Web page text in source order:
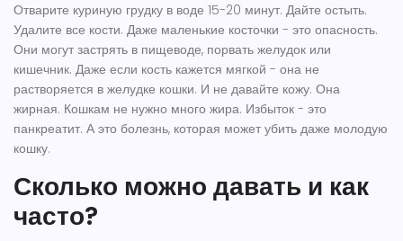
Отварите куриную грудку в воде 15-20 минут. Дайте остыть.
Удалите все кости. Даже маленькие косточки - это опасность.
Они могут застрять в пищеводе, порвать желудок или
кишечник. Даже если кость кажется мягкой - она не
растворяется в желудке кошки. И не давайте кожу. Она
жирная. Кошкам не нужно много жира. Избыток - это
панкреатит. А это болезнь, которая может убить даже молодую
кошку.
Сколько можно давать и как
часто?